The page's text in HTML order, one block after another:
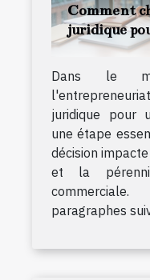
Comment
juridique
Dans le
juridique pour
une étape
décision
et la
paragraphes